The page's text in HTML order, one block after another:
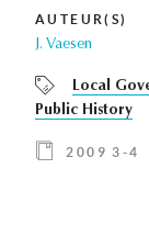
AUTEUR(S)
J. Vaesen
Local
Public History
2009 3-4